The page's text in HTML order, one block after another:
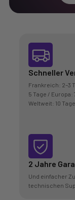
Schneller
Frankreich: 2–3
5 Tage / Europa:
Weltweit: 10 Tage.
2 Jahre
Und einfacher
technischen